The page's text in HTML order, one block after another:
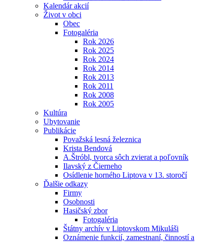
Kalendár akcií
Život v obci
Obec
Fotogaléria
Rok 2026
Rok 2025
Rok 2024
Rok 2014
Rok 2013
Rok 2011
Rok 2008
Rok 2005
Kultúra
Ubytovanie
Publikácie
Považská lesná železnica
Krista Bendová
A.Štróbl, tvorca sôch zvierat a poľovník
Ilavský z Čierneho
Osídlenie horného Liptova v 13. storočí
Ďalšie odkazy
Firmy
Osobnosti
Hasičský zbor
Fotogaléria
Štátny archív v Liptovskom Mikuláši
Oznámenie funkcií, zamestnaní, činností a